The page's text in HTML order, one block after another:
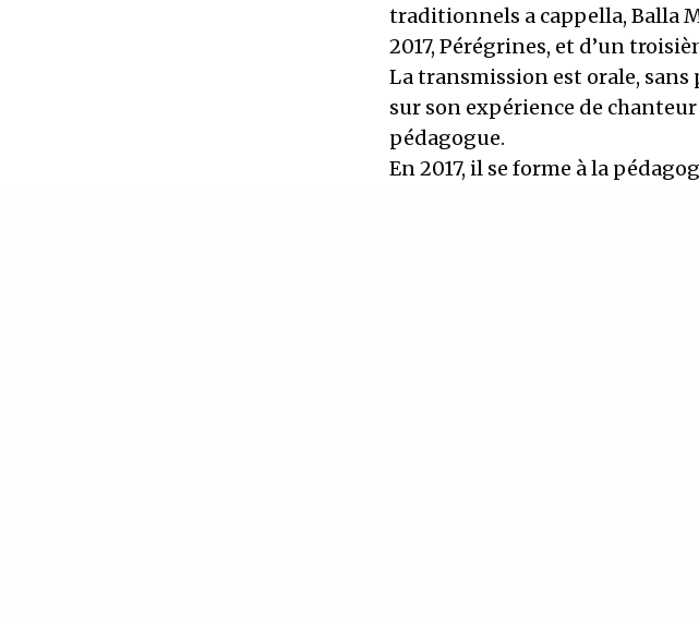
traditionnels a cappella, Balla
2017, Pérégrines, et d’un
La transmission est orale,
sur son expérience de
pédagogue.
En 2017, il se forme à la